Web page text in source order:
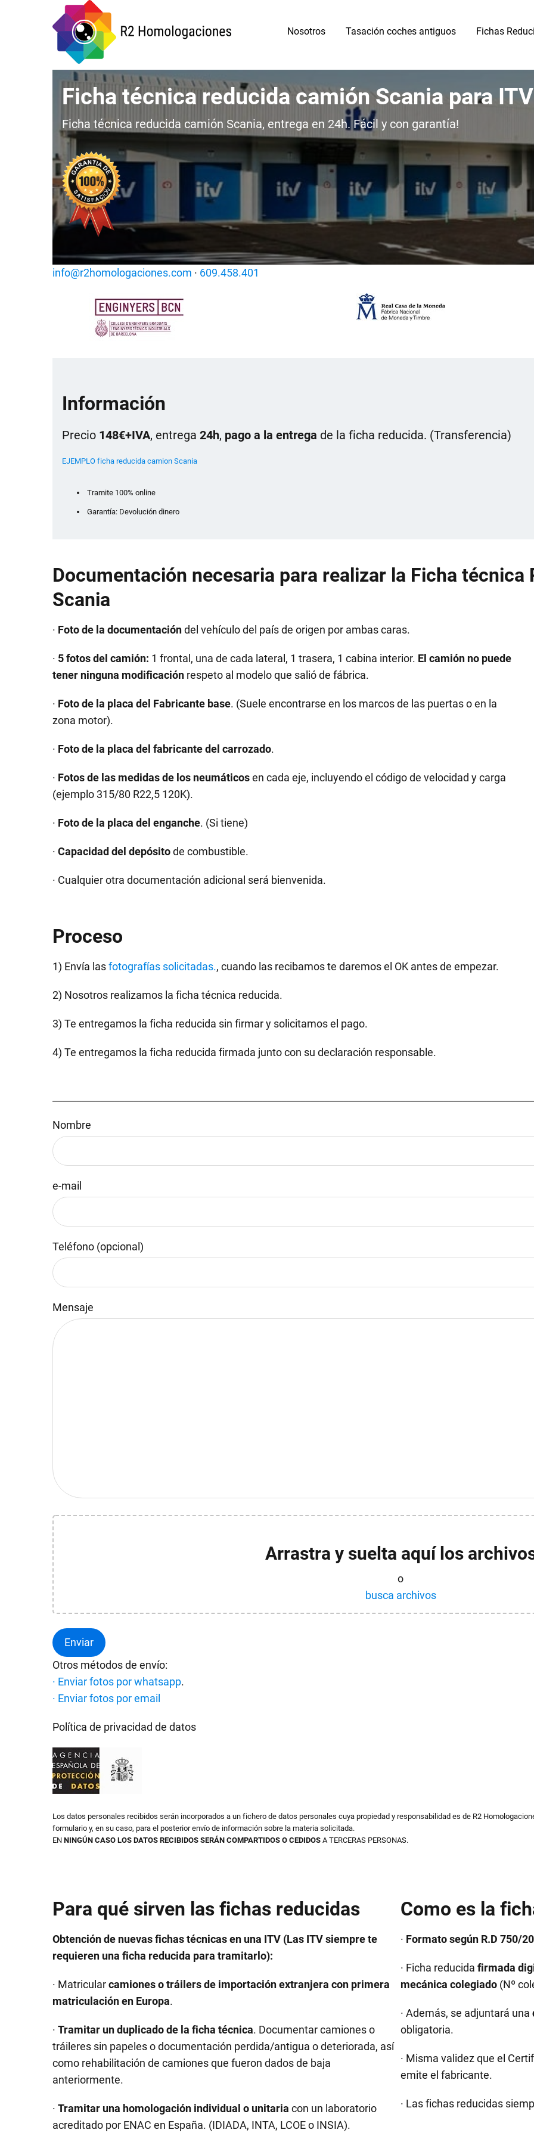
Nosotros Tasación coches antiguos Fichas
Ficha técnica reducida camión Scania para
Ficha técnica reducida camión Scania, entrega en 24h. Fácil y con garantía!
info@r2homologaciones.com · 609.458.401
Información
Precio 148€+IVA, entrega 24h, pago a la entrega de la ficha reducida. (Transferencia)
EJEMPLO ficha reducida camion Scania
Tramite 100% online
Garantía: Devolución dinero
Documentación necesaria para realizar la Ficha técnica
Scania
· Foto de la documentacióndel vehículo del país de origen por ambas caras.
· 5fotos del camión: 1 frontal, una de cada lateral, 1 trasera, 1 cabina interior. El camión no puede
tener ninguna modificación respeto al modelo que salió de fábrica.
· Foto de la placa del Fabricante base. (Suele encontrarse en los marcos de las puertas o en la
zona motor).
· Foto de la placa del fabricante del carrozado.
· Fotos de las medidas de los neumáticosen cada eje, incluyendo el código de velocidad y carga
(ejemplo 315/80 R22,5 120K).
· Foto de la placa del enganche. (Si tiene)
· Capacidad del depósitode combustible.
· Cualquier otra documentación adicional será bienvenida.
Proceso
1) Envía lasfotografías solicitadas., cuando las recibamos te daremos el OK antes de empezar.
2) Nosotros realizamos la ficha técnica reducida.
3) Te entregamos la ficha reducida sin firmar y solicitamos el pago.
4) Te entregamos la ficha reducida firmada junto con su declaración responsable.
Nombre
e-mail
Teléfono (opcional)
Por favor, deja este campo vacío.
Mensaje
Arrastra y suelta aquí los
o
busca archivos
Otros métodos de envío:
· Enviar fotos por whatsapp.
· Enviar fotos por email
Política de privacidad de datos
Los datos personales recibidos serán incorporados a un fichero de datos personales cuya propiedad y responsabilidad es de R2
formulario y, en su caso, para el posterior envío de información sobre la materia solicitada.
EN NINGÚN CASO LOS DATOS RECIBIDOS SERÁN COMPARTIDOS O CEDIDOS A TERCERAS PERSONAS.
Para qué sirven las fichas reducidas
Obtención de nuevas fichas técnicas en una ITV (Las ITV siempre te
requieren una ficha reducida para tramitarlo):
· Matricularcamiones o tráilers de importación extranjera con primera
matriculación en Europa.
· Tramitar un duplicado de la ficha técnica. Documentar camiones o
tráileres sin papeles o documentación perdida/antigua o deteriorada, así
como rehabilitación de camiones que fueron dados de baja
anteriormente.
· Tramitar una homologación individual o unitaria con un laboratorio
acreditado por ENAC en España. (IDIADA, INTA, LCOE o INSIA).
Como es la
· Formato según R.D 750/
· Ficha reducida firmada
mecánica colegiado (Nº
· Además, se adjuntará una
obligatoria.
· Misma validez que el
emite el fabricante.
· Las fichas reducidas